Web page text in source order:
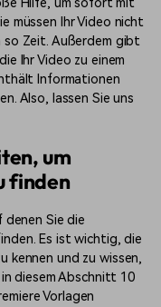
Hilfe, um sofort mit
müssen Ihr Video nicht
so Zeit. Außerdem gibt
Ihr Video zu einem
Informationen
Also, lassen Sie uns
um
finden
denen Sie die
Es ist wichtig, die
kennen und zu wissen,
diesem Abschnitt 10
Vorlagen